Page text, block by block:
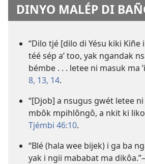
DINYO MALÉP DI
“Dilo tjé [dilo di Yésu kiki Kiñe
téé sép a’ too, yak ngandak
bémbe . . . letee ni masuk ma
8, 13, 14.
“[Djob] a nsugus gwét letee ni
mbôk mpihlôngô, a nkit ki
Tjémbi 46:10.
“Blé (hala wee bijek) i ga ba
yak i ngii mababat ma